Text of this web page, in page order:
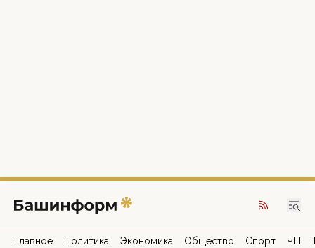
Главное Политика Экономика Общество Спорт ЧП